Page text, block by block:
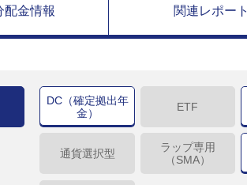
配金情報 関連レポート
DC（確定拠出年
金）
ETF
通貨選択型
ラップ専用
（SMA）